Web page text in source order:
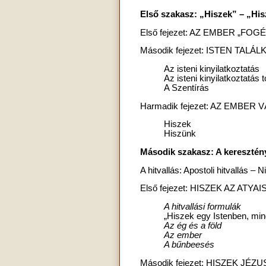
Első szakasz: „Hiszek” –
Első fejezet: AZ EMBER
Második fejezet: ISTEN
Az isteni kinyilatkoztatás
Az isteni kinyilatkoztatás
A Szentírás
Harmadik fejezet: AZ EMBER
Hiszek
Hiszünk
Második szakasz: A
A hitvallás: Apostoli hitvallás –
Első fejezet: HISZEK AZ
A hitvallási formulák
„Hiszek egy Istenben,
Az ég és a föld
Az ember
A bűnbeesés
Második fejezet: HISZEK